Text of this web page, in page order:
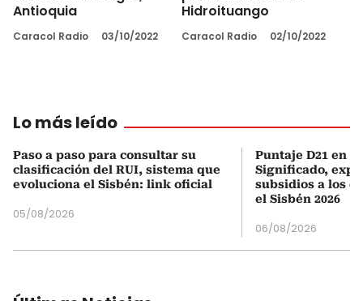
Antioquia
Caracol Radio 03/10/2022
Hidroituango
Caracol Radio 02/10/2022
Lo más leído
Paso a paso para consultar su
clasificación del RUI, sistema que
evoluciona el Sisbén: link oficial
05/08/2026
Puntaje D21 en
Significado,
subsidios a los
el Sisbén 2026
06/08/2026